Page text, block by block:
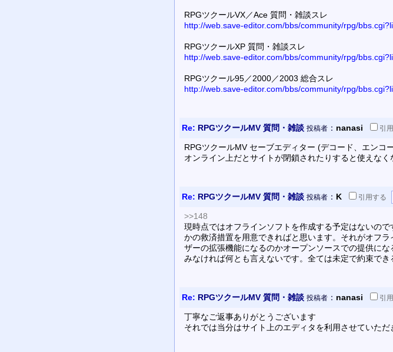
RPGツクールVX／Ace 質問・雑談スレ
http://web.save-editor.com/bbs/community/rpg/
RPGツクールXP 質問・雑談スレ
http://web.save-editor.com/bbs/community/rpg/
RPGツクール95／2000／2003 総合スレ
http://web.save-editor.com/bbs/community/rpg/
Re: RPGツクールMV 質問・雑談 投稿者 ： nanasi 引用
RPGツクールMV セーブエディター (デコード、エン
オンライン上だとサイトが閉鎖されたりすると使えなく
Re: RPGツクールMV 質問・雑談 投稿者 ： K 引用する
>>148
現時点ではオフラインソフトを作成する予定はないの
かの救済措置を用意できればと思います。それがオフ
ザーの拡張機能になるのかオープンソースでの提供に
みなければ何とも言えないです。全ては未定で約束でき
Re: RPGツクールMV 質問・雑談 投稿者 ： nanasi 引用
丁寧なご返事ありがとうございます
それでは当分はサイト上のエディタを利用させていただ